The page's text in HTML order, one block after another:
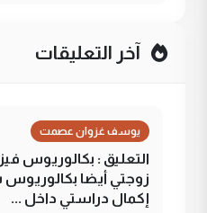
آخر التعليقات
يوسف غزوان عصمت
التعليق : بكالوريوس
زوجتي أيضا
إكمال دراستي داخل ...